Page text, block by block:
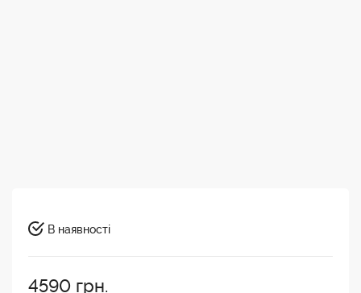
В наявності
4590 грн.